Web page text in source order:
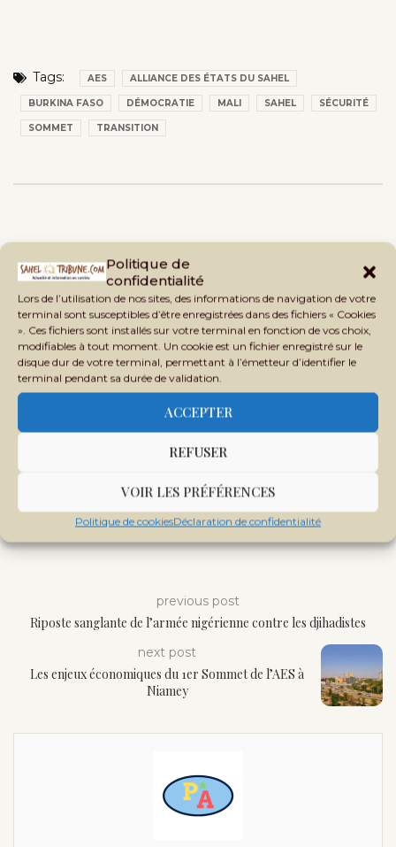
Politique de
confidentialité
Lors de l’utilisation de nos sites, des informations de navigation de votre
terminal sont susceptibles d’être enregistrées dans des fichiers « Cookies
». Ces fichiers sont installés sur votre terminal en fonction de vos choix,
modifiables à tout moment. Un cookie est un fichier enregistré sur le
disque dur de votre terminal, permettant à l’émetteur d’identifier le
terminal pendant sa durée de validation.
ACCEPTER
REFUSER
VOIR LES PRÉFÉRENCES
Politique de cookiesDéclaration de confidentialité
Tags: AES ALLIANCE DES ÉTATS DU SAHEL
BURKINA FASO DÉMOCRATIE MALI SAHEL SÉCURITÉ
SOMMET TRANSITION
previous post
Riposte sanglante de l’armée nigérienne contre les djihadistes
next post
Les enjeux économiques du 1er Sommet de l’AES à
Niamey